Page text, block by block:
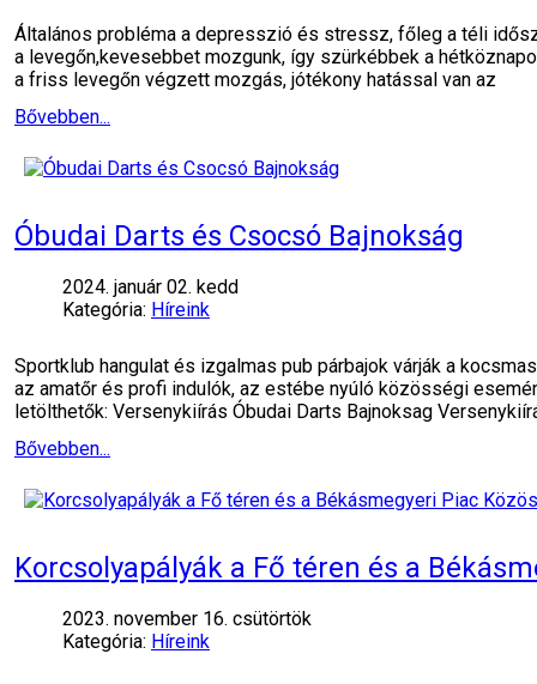
Általános probléma a depresszió és stressz, főleg a téli
a levegőn,kevesebbet mozgunk, így szürkébbek a
a friss levegőn végzett mozgás, jótékony hatással van az
Bővebben...
Óbudai Darts és Csocsó Bajnokság
2024. január 02. kedd
Kategória: Híreink
Sportklub hangulat és izgalmas pub párbajok várják a
az amatőr és profi indulók, az estébe nyúló közösségi
letölthetők: Versenykiírás Óbudai Darts Bajnoksag
Bővebben...
Korcsolyapályák a Fő téren és a
2023. november 16. csütörtök
Kategória: Híreink